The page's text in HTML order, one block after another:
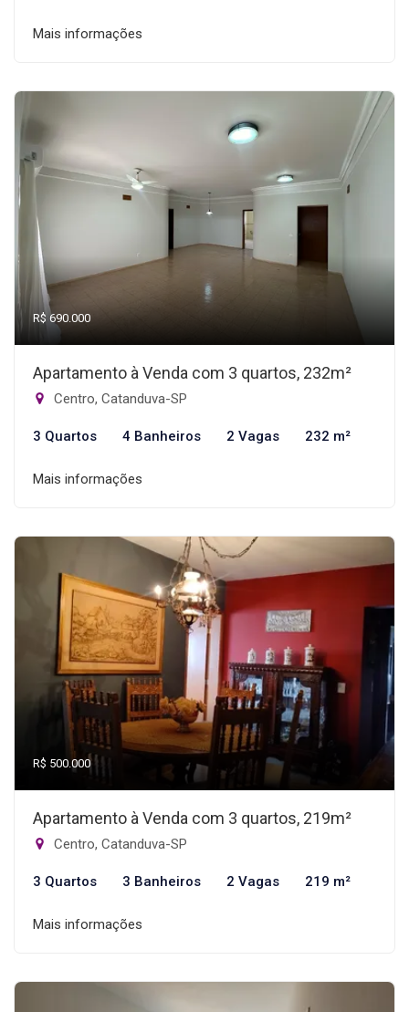
Mais informações
R$ 690.000
Apartamento à Venda com 3 quartos, 232m²
Centro, Catanduva-SP
3 Quartos 4 Banheiros 2 Vagas 232 m²
Mais informações
R$ 500.000
Apartamento à Venda com 3 quartos, 219m²
Centro, Catanduva-SP
3 Quartos 3 Banheiros 2 Vagas 219 m²
Mais informações